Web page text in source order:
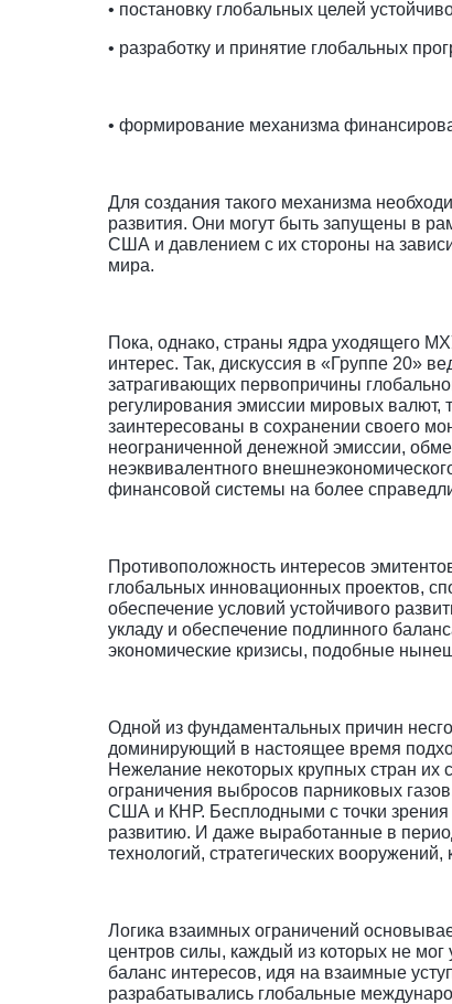
• постановку глобальных целей
• разработку и принятие глобальных
• формирование механизма
Для создания такого механизма
развития. Они могут быть запущены в
США и давлением с их стороны на
мира.
Пока, однако, страны ядра уходящего
интерес. Так, дискуссия в «Группе 20»
затрагивающих первопричины
регулирования эмиссии мировых валют,
заинтересованы в сохранении своего
неограниченной денежной эмиссии,
неэквивалентного
финансовой системы на более
Противоположность интересов
глобальных инновационных проектов,
обеспечение условий устойчивого
укладу и обеспечение подлинного
экономические кризисы, подобные
Одной из фундаментальных причин
доминирующий в настоящее время
Нежелание некоторых крупных стран их
ограничения выбросов парниковых
США и КНР. Бесплодными с точки зрения
развитию. И даже выработанные в
технологий, стратегических
Логика взаимных ограничений
центров силы, каждый из которых не мог
баланс интересов, идя на взаимные
разрабатывались глобальные